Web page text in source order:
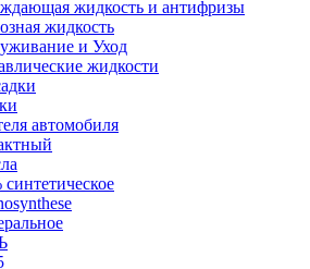
жидкость и антифризы
жидкость
и Уход
жидкости
автомобиля
синтетическое